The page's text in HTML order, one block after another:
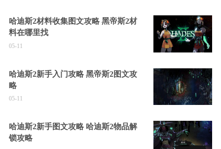
哈迪斯2材料收集图文攻略 黑帝斯2材
料在哪里找
05-11
哈迪斯2新手入门攻略 黑帝斯2图文攻
略
05-11
哈迪斯2新手图文攻略 哈迪斯2物品解
锁攻略